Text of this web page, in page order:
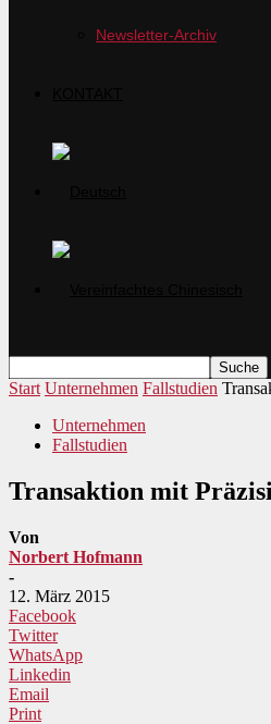
Newsletter-Archiv
Start Unternehmen Fallstudien
Unternehmen
Fallstudien
Transaktion mit
Von
Norbert Hofmann
-
12. März 2015
Facebook
Twitter
WhatsApp
Linkedin
Email
Print